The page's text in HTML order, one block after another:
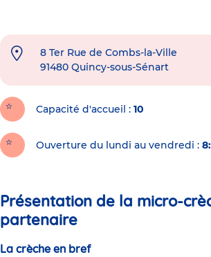
8 Ter Rue de Combs-la-Ville
91480 Quincy-sous-Sénart
Capacité d'accueil 10
Ouverture du lundi au vendredi :
Présentation de la micro-
partenaire
La crèche en bref